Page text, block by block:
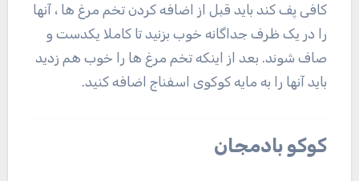
کافی پف کند باید قبل از اضافه کردن تخم مرغ ها ، آنها
را در یک ظرف جداگانه خوب بزنید تا کاملا یکدست و
صاف شوند. بعد از اینکه تخم مرغ ها را خوب هم زدید
باید آنها را به مایه کوکوی اسفناج اضافه کنید.
کوکو بادمجان